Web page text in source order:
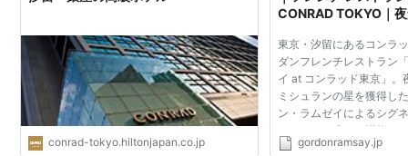
conrad-tokyo.hiltonjapan.co.jp
CONRAD TOKYO｜
東京・汐留にあるコンラ
ダンフレンチレストラン
イ at コンラッド東京」。
ミシュランの星を獲得し
ン・ラムゼイによるシグ
をアジアで唯一ご堪能い
や接待にも。About the
gordonramsay.jp